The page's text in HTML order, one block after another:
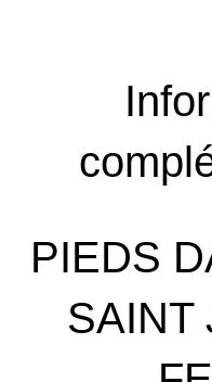
PIEDS
SAINT